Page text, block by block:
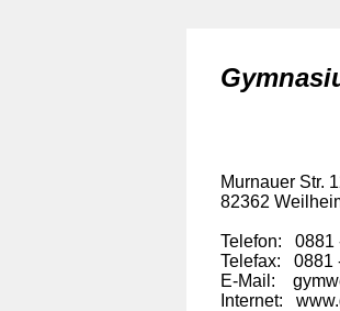
Murnauer Str.
82362
Telefon: 0881
Telefax: 0881
E-Mail:
Internet: